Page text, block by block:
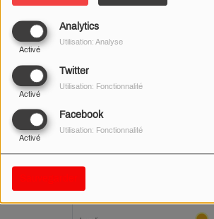
Analytics
Activé
Utilisation: Analyse
Twitter
Activé
Utilisation: Fonctionnalité
Facebook
Activé
Utilisation: Fonctionnalité